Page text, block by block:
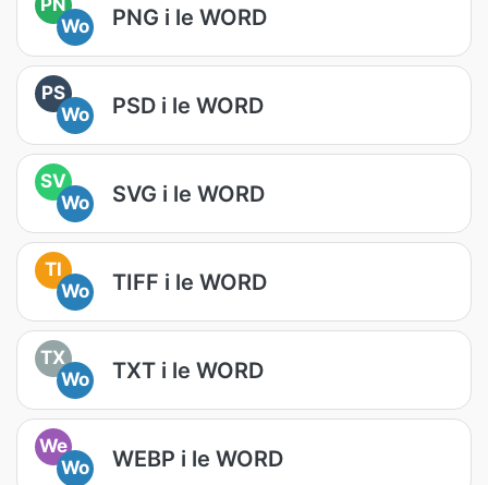
Wo
PNG i le WORD
PS
Wo
PSD i le WORD
SV
Wo
SVG i le WORD
TI
Wo
TIFF i le WORD
TX
Wo
TXT i le WORD
We
Wo
WEBP i le WORD